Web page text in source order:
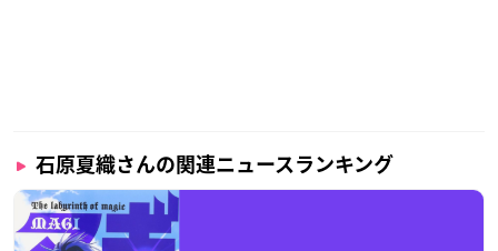
石原夏織さんの関連ニュースランキング